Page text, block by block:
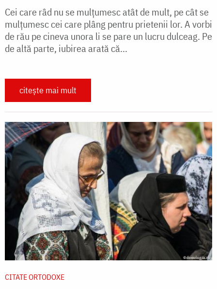
Cei care râd nu se mulțumesc atât de mult, pe cât se
mulțumesc cei care plâng pentru prietenii lor. A vorbi
de rău pe cineva unora li se pare un lucru dulceag. Pe
de altă parte, iubirea arată că...
citește mai mult
CITATE ORTODOXE